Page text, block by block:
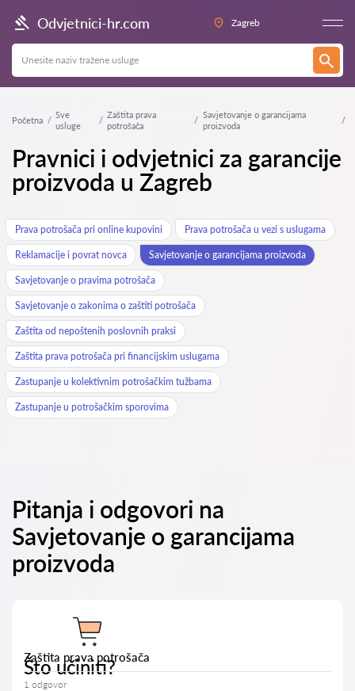
Odvjetnici-hr.com Zagreb
Početna
Sve
usluge
Zaštita prava
potrošača
Savjetovanje o garancijama
proizvoda
Pravnici i odvjetnici za garancije
proizvoda u Zagreb
Prava potrošača pri online kupovini Prava potrošača u vezi s uslugama
Reklamacije i povrat novca Savjetovanje o garancijama proizvoda
Savjetovanje o pravima potrošača
Savjetovanje o zakonima o zaštiti potrošača
Zaštita od nepoštenih poslovnih praksi
Zaštita prava potrošača pri financijskim uslugama
Zastupanje u kolektivnim potrošačkim tužbama
Zastupanje u potrošačkim sporovima
Pitanja i odgovori na
Savjetovanje o garancijama
proizvoda
Zaštita prava potrošača
Što učiniti?
1 odgovor